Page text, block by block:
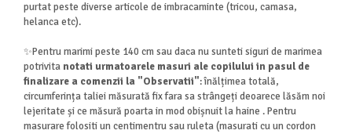
purtat peste diverse articole de imbracaminte (tricou, camasa,
helanca etc).
✨Pentru marimi peste 140 cm sau daca nu sunteti siguri de marimea
potrivita notati urmatoarele masuri ale copilului in pasul de
finalizare a comenzii la "Observatii": înălțimea totală,
circumferința taliei măsurată fix fara sa strângeți deoarece lăsăm noi
lejeritate și ce măsură poarta in mod obișnuit la haine . Pentru
masurare folositi un centimentru sau ruleta (masurati cu un cordon